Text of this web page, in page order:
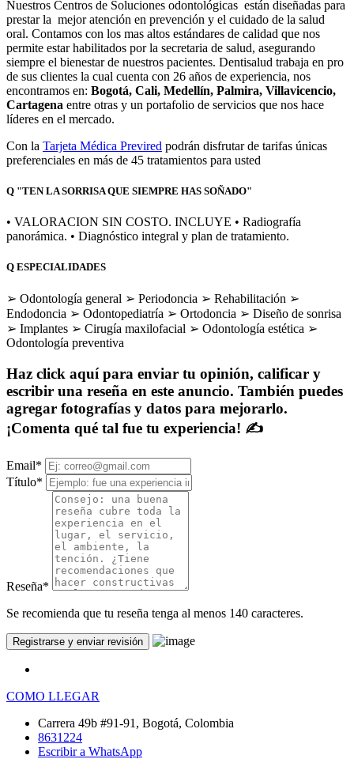
Nuestros Centros de Soluciones odontológicas están diseñadas para
prestar la mejor atención en prevención y el cuidado de la salud
oral. Contamos con los mas altos estándares de calidad que nos
permite estar habilitados por la secretaria de salud, asegurando
siempre el bienestar de nuestros pacientes. Dentisalud trabaja en pro
de sus clientes la cual cuenta con 26 años de experiencia, nos
encontramos en: Bogotá, Cali, Medellín, Palmira, Villavicencio,
Cartagena entre otras y un portafolio de servicios que nos hace
líderes en el mercado.
Con la Tarjeta Médica Previred podrán disfrutar de tarifas únicas
preferenciales en más de 45 tratamientos para usted
Q "TEN LA SORRISA QUE SIEMPRE HAS SOÑADO"
• VALORACION SIN COSTO. INCLUYE • Radiografía
panorámica. • Diagnóstico integral y plan de tratamiento.
Q ESPECIALIDADES
➢ Odontología general ➢ Periodoncia ➢ Rehabilitación ➢
Endodoncia ➢ Odontopediatría ➢ Ortodoncia ➢ Diseño de sonrisa
➢ Implantes ➢ Cirugía maxilofacial ➢ Odontología estética ➢
Odontología preventiva
Haz click aquí para enviar tu opinión, calificar y
escribir una reseña en este anuncio. También puedes
agregar fotografías y datos para mejorarlo.
¡Comenta qué tal fue tu experiencia! ✍
Email*
Título*
Reseña*
Se recomienda que tu reseña tenga al menos 140 caracteres.
COMO LLEGAR
Carrera 49b #91-91, Bogotá, Colombia
8631224
Escribir a WhatsApp